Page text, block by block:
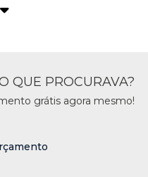
QUE PROCURAVA?
grátis agora mesmo!